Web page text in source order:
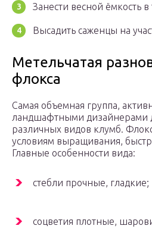
Занести весной ёмкость
Высадить саженцы на
Метельчатая
флокса
Самая объемная группа,
ландшафтными дизайнерами
различных видов клумб.
условиям выращивания,
Главные особенности вида:
стебли прочные, гладкие;
соцветия плотные,